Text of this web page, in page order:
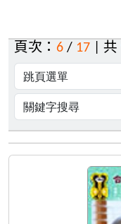
頁次： 6 / 17 | 共